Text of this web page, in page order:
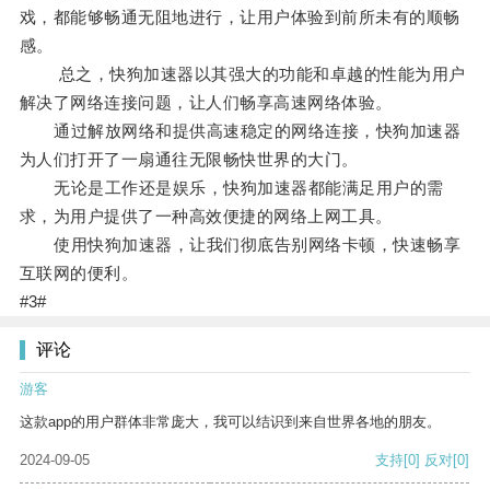
戏，都能够畅通无阻地进行，让用户体验到前所未有的顺畅
感。
总之，快狗加速器以其强大的功能和卓越的性能为用户
解决了网络连接问题，让人们畅享高速网络体验。
通过解放网络和提供高速稳定的网络连接，快狗加速器
为人们打开了一扇通往无限畅快世界的大门。
无论是工作还是娱乐，快狗加速器都能满足用户的需
求，为用户提供了一种高效便捷的网络上网工具。
使用快狗加速器，让我们彻底告别网络卡顿，快速畅享
互联网的便利。
#3#
评论
游客
这款app的用户群体非常庞大，我可以结识到来自世界各地的朋友。
2024-09-05 支持[0] 反对[0]